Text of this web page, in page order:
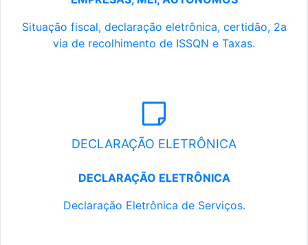
Situação fiscal, declaração eletrônica, certidão, 2a
via de recolhimento de ISSQN e Taxas.
DECLARAÇÃO ELETRÔNICA
DECLARAÇÃO ELETRÔNICA
Declaração Eletrônica de Serviços.